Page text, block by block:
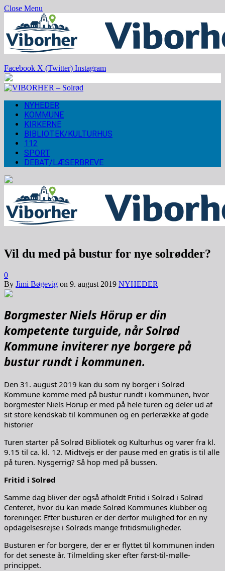
Close Menu
Facebook X (Twitter) Instagram
NYHEDER
KOMMUNE
KIRKERNE
BIBLIOTEK/KULTURHUS
112
SPORT
DEBAT/LÆSERBREVE
Vil du med på bustur for nye solrødder?
0
By Jimi Bøgevig on 9. august 2019 NYHEDER
Borgmester Niels Hörup er din
kompetente turguide, når Solrød
Kommune inviterer nye borgere på
bustur rundt i kommunen.
Den 31. august 2019 kan du som ny borger i Solrød
Kommune komme med på bustur rundt i kommunen, hvor
borgmester Niels Hörup er med på hele turen og deler ud af
sit store kendskab til kommunen og en perlerække af gode
historier
Turen starter på Solrød Bibliotek og Kulturhus og varer fra kl.
9.15 til ca. kl. 12. Midtvejs er der pause med en gratis is til alle
på turen. Nysgerrig? Så hop med på bussen.
Fritid i Solrød
Samme dag bliver der også afholdt Fritid i Solrød i Solrød
Centeret, hvor du kan møde Solrød Kommunes klubber og
foreninger. Efter busturen er der derfor mulighed for en ny
opdagelsesrejse i Solrøds mange fritidsmuligheder.
Busturen er for borgere, der er er flyttet til kommunen inden
for det seneste år. Tilmelding sker efter først-til-mølle-
princippet.